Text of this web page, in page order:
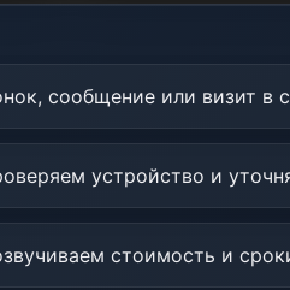
сообщение или визит в
устройство и
стоимость и